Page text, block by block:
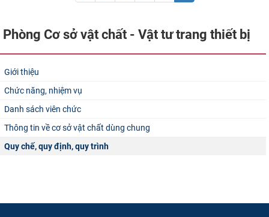
Phòng Cơ sở vật chất - Vật tư trang thiết bị
Giới thiệu
Chức năng, nhiệm vụ
Danh sách viên chức
Thông tin về cơ sở vật chất dùng chung
Quy chế, quy định, quy trình